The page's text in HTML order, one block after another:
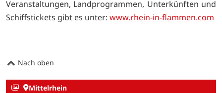
Veranstaltungen, Landprogrammen, Unterkünften und
Schiffstickets gibt es unter: www.rhein-in-flammen.com
Nach oben
Mittelrhein